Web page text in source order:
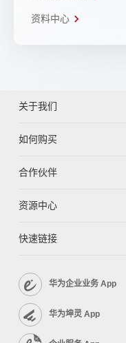
资料中心
关于我们
如何购买
合作伙伴
资源中心
快速链接
华为企业业务 App
华为坤灵 App